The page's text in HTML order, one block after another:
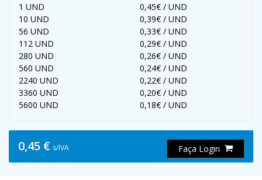
1 UND
0,45€ / UND
10 UND
0,39€ / UND
56 UND
0,33€ / UND
112 UND
0,29€ / UND
280 UND
0,26€ / UND
560 UND
0,24€ / UND
2240 UND
0,22€ / UND
3360 UND
0,20€ / UND
5600 UND
0,18€ / UND
0,45 € s/IVA Faça Login